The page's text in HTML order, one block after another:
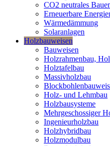
CO2 neutrales
Erneuerbare
Wärmedämmung
Solaranlagen
Holzbauweisen
Bauweisen
Holzrahmenbau,
Holztafelbau
Massivholzbau
Holz- und Lehmbau
Holzbausysteme
Mehrgeschossiger
Ingenieurholzbau
Holzhybridbau
Holzmodulbau